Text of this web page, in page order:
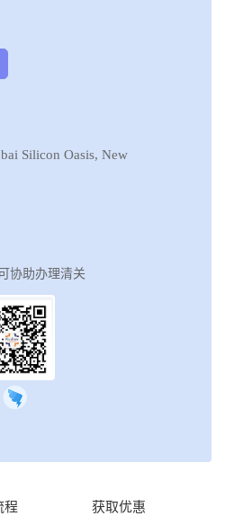
Silicon Oasis, New
协助办理清关
程
获取优惠